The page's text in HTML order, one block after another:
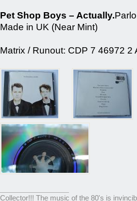
Pet Shop Boys – Actually.
Made in UK (Near Mint)
Matrix / Runout: CDP 7 46972 2
Collector!!! The music of the 80's is